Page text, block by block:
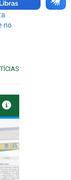
no
Next